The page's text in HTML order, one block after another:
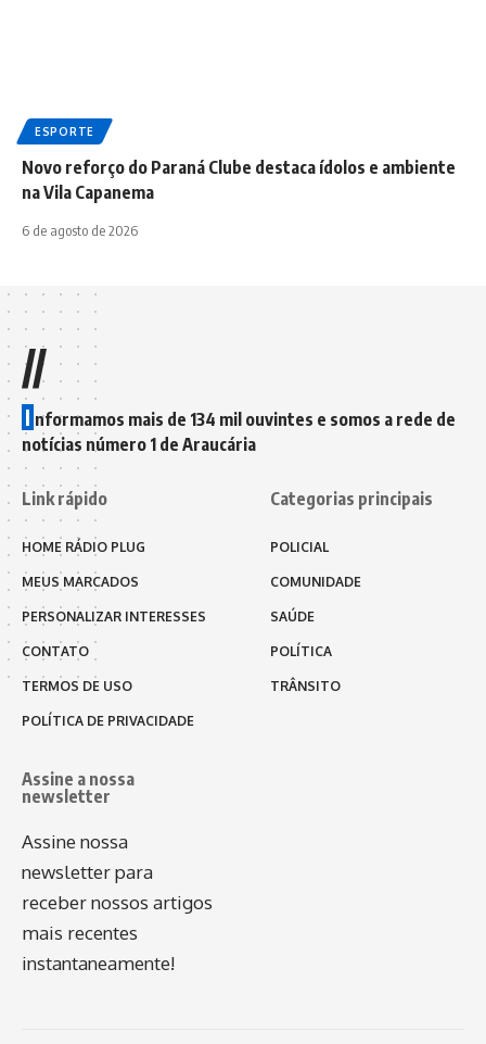
ESPORTE
Novo reforço do Paraná Clube destaca ídolos e ambiente
na Vila Capanema
6 de agosto de 2026
//
I nformamos mais de 134 mil ouvintes e somos a rede de
notícias número 1 de Araucária
Link rápido
HOME RÁDIO PLUG
MEUS MARCADOS
PERSONALIZAR INTERESSES
CONTATO
TERMOS DE USO
POLÍTICA DE PRIVACIDADE
Categorias principais
POLICIAL
COMUNIDADE
SAÚDE
POLÍTICA
TRÂNSITO
Assine a nossa
newsletter
Assine nossa
newsletter para
receber nossos artigos
mais recentes
instantaneamente!